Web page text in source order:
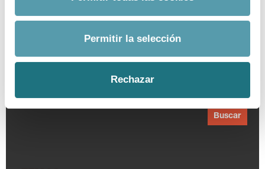
Permitir la selección
Rechazar
Buscar